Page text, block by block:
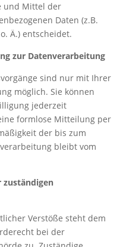
und Mittel der
Daten (z.B.
Ä.) entscheidet.
zur Datenverarbeitung
sind nur mit Ihrer
möglich. Sie können
jederzeit
formlose Mitteilung per
der bis zum
bleibt vom
zuständigen
Verstöße steht dem
bei der